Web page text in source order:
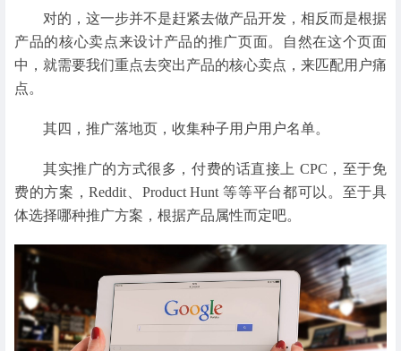
对的，这一步并不是赶紧去做产品开发，相反而是根据
产品的核心卖点来设计产品的推广页面。自然在这个页面
中，就需要我们重点去突出产品的核心卖点，来匹配用户痛
点。
其四，推广落地页，收集种子用户用户名单。
其实推广的方式很多，付费的话直接上 CPC，至于免
费的方案，Reddit、Product Hunt 等等平台都可以。至于具
体选择哪种推广方案，根据产品属性而定吧。